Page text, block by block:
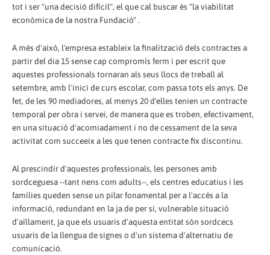
tot i ser "una decisió difícil", el que cal buscar és "la viabilitat
econòmica de la nostra Fundació" .
A més d'això, l'empresa estableix la finalització dels contractes a
partir del dia 15 sense cap compromís ferm i per escrit que
aquestes professionals tornaran als seus llocs de treball al
setembre, amb l'inici de curs escolar, com passa tots els anys. De
fet, de les 90 mediadores, al menys 20 d'elles tenien un contracte
temporal per obra i servei, de manera que es troben, efectivament,
en una situació d'acomiadament i no de cessament de la seva
activitat com succeeix a les que tenen contracte fix discontinu.
Al prescindir d'aquestes professionals, les persones amb
sordceguesa --tant nens com adults--, els centres educatius i les
famílies queden sense un pilar fonamental per a l'accés a la
informació, redundant en la ja de per si, vulnerable situació
d'aïllament, ja que els usuaris d'aquesta entitat són sordcecs
usuaris de la llengua de signes o d'un sistema d'alternatiu de
comunicació.